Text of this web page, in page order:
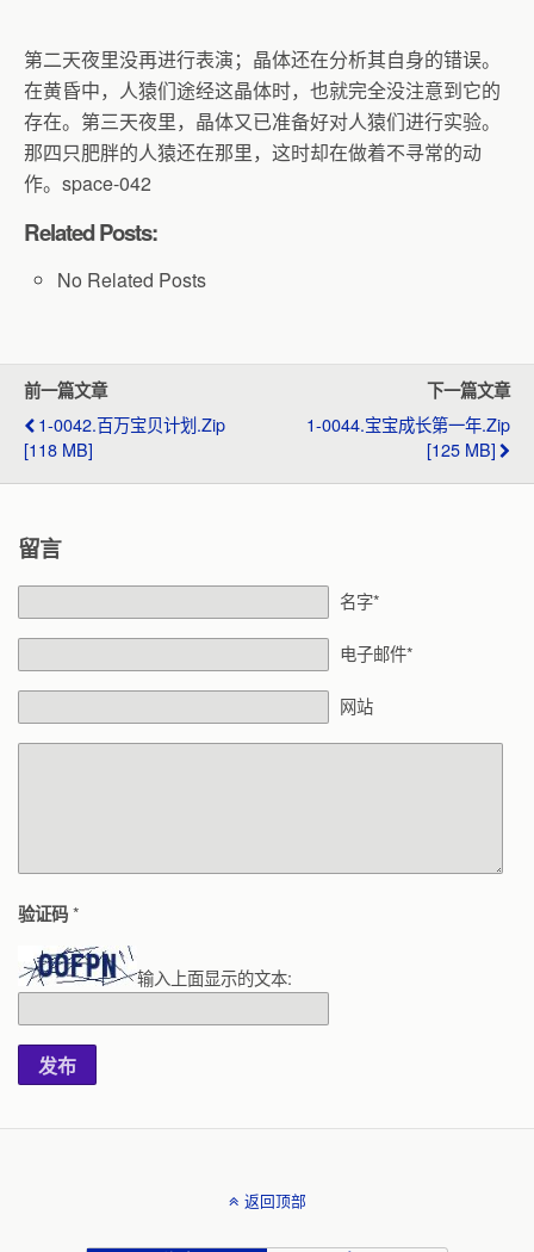
第二天夜里没再进行表演；晶体还在分析其自身的错误。
在黄昏中，人猿们途经这晶体时，也就完全没注意到它的
存在。第三天夜里，晶体又已准备好对人猿们进行实验。
那四只肥胖的人猿还在那里，这时却在做着不寻常的动
作。space-042
Related Posts:
No Related Posts
前一篇文章
1-0042.百万宝贝计划.zip
[118 MB]
下一篇文章
1-0044.宝宝成长第一年.zip
[125 MB]
留言
名字*
电子邮件*
网站
验证码 *
输入上面显示的文本:
发布
返回顶部